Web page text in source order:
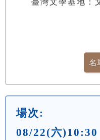
臺灣文學基地：
場次:
08/22(六)10:30